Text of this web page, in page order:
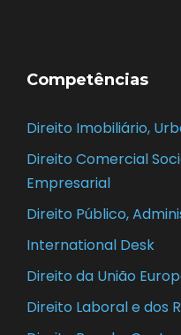
Competências
Direito Imobiliário,
Direito Comercial
Empresarial
Direito Público,
International Desk
Direito da União
Direito Laboral e dos